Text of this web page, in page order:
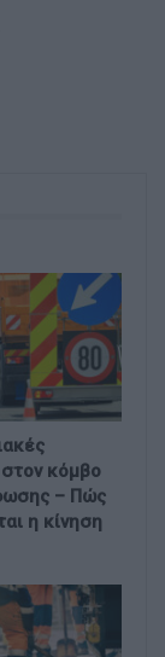
στον κόμβο
– Πώς
η κίνηση